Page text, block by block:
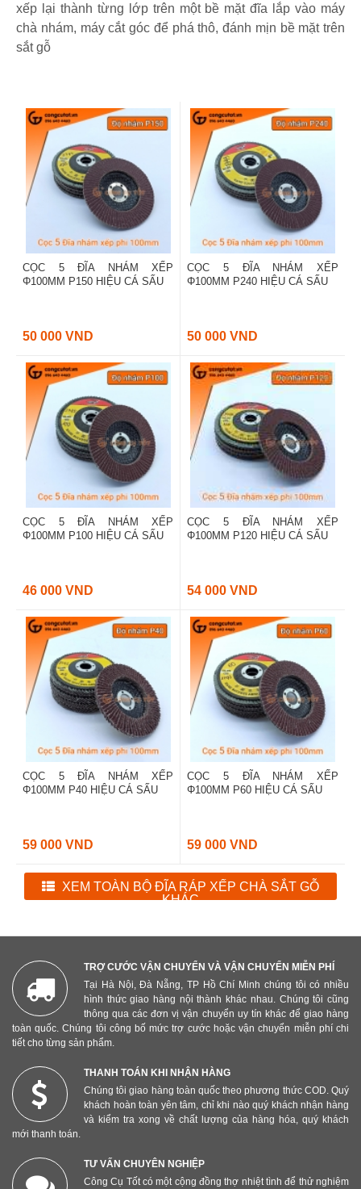
xếp lại thành từng lớp trên một bề mặt đĩa lắp vào máy
chà nhám, máy cắt góc để phá thô, đánh mịn bề mặt trên
sắt gỗ
CỌC 5 ĐĨA NHÁM XẾP
Φ100MM P150 HIỆU CÁ SẤU
50 000 VND
CỌC 5 ĐĨA NHÁM XẾP
Φ100MM P240 HIỆU CÁ SẤU
50 000 VND
CỌC 5 ĐĨA NHÁM XẾP
Φ100MM P100 HIỆU CÁ SẤU
46 000 VND
CỌC 5 ĐĨA NHÁM XẾP
Φ100MM P120 HIỆU CÁ SẤU
54 000 VND
CỌC 5 ĐĨA NHÁM XẾP
Φ100MM P40 HIỆU CÁ SẤU
59 000 VND
CỌC 5 ĐĨA NHÁM XẾP
Φ100MM P60 HIỆU CÁ SẤU
59 000 VND
XEM TOÀN BỘ ĐĨA RÁP XẾP CHÀ SẮT GỖ
KHÁC
TRỢ CƯỚC VẬN CHUYỂN VÀ VẬN CHUYỂN MIỄN PHÍ
Tại Hà Nội, Đà Nẵng, TP Hồ Chí Minh chúng tôi có nhiều
hình thức giao hàng nội thành khác nhau. Chúng tôi cũng
thông qua các đơn vị vận chuyển uy tín khác để giao hàng
toàn quốc. Chúng tôi công bố mức trợ cước hoặc vận chuyển miễn phí chi
tiết cho từng sản phẩm.
THANH TOÁN KHI NHẬN HÀNG
Chúng tôi giao hàng toàn quốc theo phương thức COD. Quý
khách hoàn toàn yên tâm, chỉ khi nào quý khách nhận hàng
và kiểm tra xong về chất lượng của hàng hóa, quý khách
mới thanh toán.
TƯ VẤN CHUYÊN NGHIỆP
Công Cụ Tốt có một cộng đồng thợ nhiệt tình để thử nghiệm